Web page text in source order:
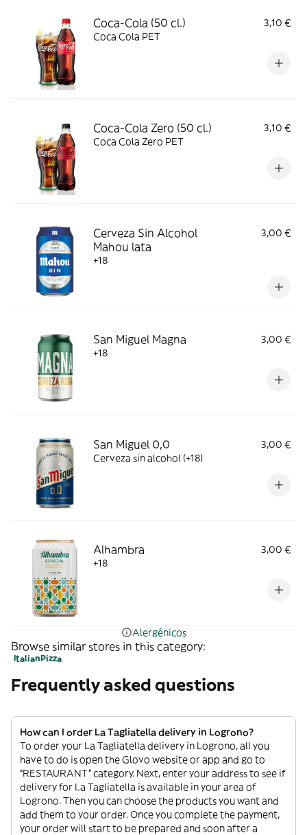
Coca-Cola (50 cl.)
3,10 €
Coca Cola PET
Coca-Cola Zero (50 cl.)
3,10 €
Coca Cola Zero PET
Cerveza Sin Alcohol
Mahou lata
3,00 €
+18
San Miguel Magna
3,00 €
+18
San Miguel 0,0
3,00 €
Cerveza sin alcohol (+18)
Alhambra
3,00 €
+18
Alergénicos
Browse similar stores in this category:
ItalianPizza
Frequently asked questions
How can I order La Tagliatella delivery in Logrono?
To order your La Tagliatella delivery in Logrono, all you
have to do is open the Glovo website or app and go to
“RESTAURANT” category. Next, enter your address to see if
delivery for La Tagliatella is available in your area of
Logrono. Then you can choose the products you want and
add them to your order. Once you complete the payment,
your order will start to be prepared and soon after a